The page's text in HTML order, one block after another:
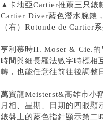
▲卡地亞Cartier推薦三只錶
Cartier Diver藍色潛水腕錶
（右）Rotonde de Cartier
亨利慕時H. Moser & Cie.
時間與細長羅法數字時標相
轉，也能任意往前往後調整
萬寶龍Meisterst&高雄市小
月相、星期、日期的四眼顯
錶盤上的藍色指針顯示第二